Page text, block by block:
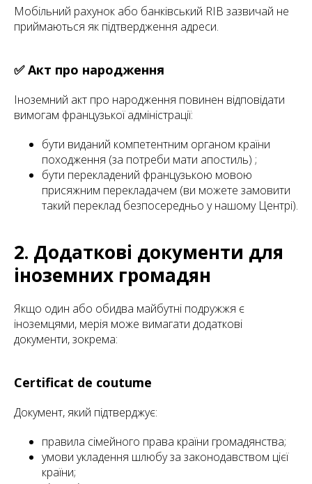
Мобільний рахунок або банківський RIB зазвичай не
приймаються як підтвердження адреси.
✅ Акт про народження
Іноземний акт про народження повинен відповідати
вимогам французької адміністрації:
бути виданий компетентним органом країни
походження (за потреби мати апостиль) ;
бути перекладений французькою мовою
присяжним перекладачем (ви можете замовити
такий переклад безпосередньо у нашому Центрі).
2. Додаткові документи для
іноземних громадян
Якщо один або обидва майбутні подружжя є
іноземцями, мерія може вимагати додаткові
документи, зокрема:
Certificat de coutume
Документ, який підтверджує:
правила сімейного права країни громадянства;
умови укладення шлюбу за законодавством цієї
країни;